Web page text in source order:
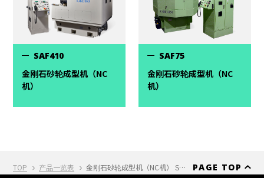
SAF410
金刚石砂轮成型机（NC
机）
SAF75
金刚石砂轮成型机（NC
机）
TOP 产品一览表 金刚石砂轮成型机（NC机） SAF210 PAGE TOP